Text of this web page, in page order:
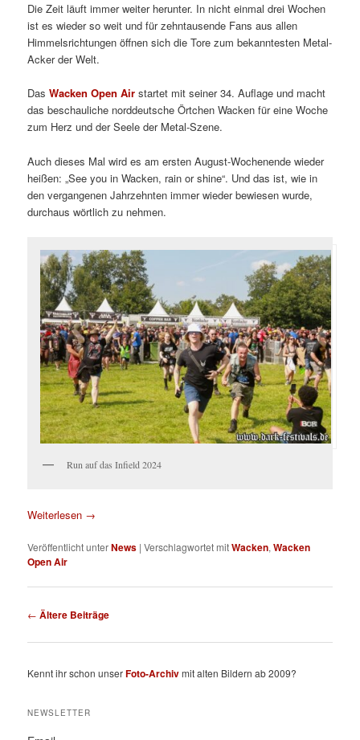
Die Zeit läuft immer weiter herunter. In nicht einmal drei Wochen
ist es wieder so weit und für zehntausende Fans aus allen
Himmelsrichtungen öffnen sich die Tore zum bekanntesten Metal-
Acker der Welt.
DasWacken Open Air startet mit seiner 34. Auflage und macht
das beschauliche norddeutsche Örtchen Wacken für eine Woche
zum Herz und der Seele der Metal-Szene.
Auch dieses Mal wird es am ersten August-Wochenende wieder
heißen: „See you in Wacken, rain or shine“. Und das ist, wie in
den vergangenen Jahrzehnten immer wieder bewiesen wurde,
durchaus wörtlich zu nehmen.
Run auf das Infield 2024
Weiterlesen →
Veröffentlicht unterNews |Verschlagwortet mitWacken,Wacken
Open Air
Beitragsnavigation
← Ältere Beiträge
Kennt ihr schon unserFoto-Archivmit alten Bildern ab 2009?
NEWSLETTER